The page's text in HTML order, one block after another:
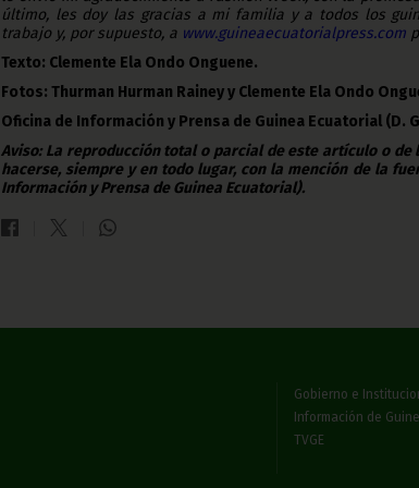
último, les doy las gracias a mi familia y a todos los
trabajo y, por supuesto, a www.guineaecuatorialpress.com
Texto: Clemente Ela Ondo Onguene.
Fotos: Thurman Hurman Rainey y Clemente Ela Ondo
Oficina de Información y Prensa de Guinea Ecuatorial (D.
Aviso: La reproducción total o parcial de este artículo o de
hacerse, siempre y en todo lugar, con la mención de la
Información y Prensa de Guinea Ecuatorial).
Gobierno e
Información de
TVGE